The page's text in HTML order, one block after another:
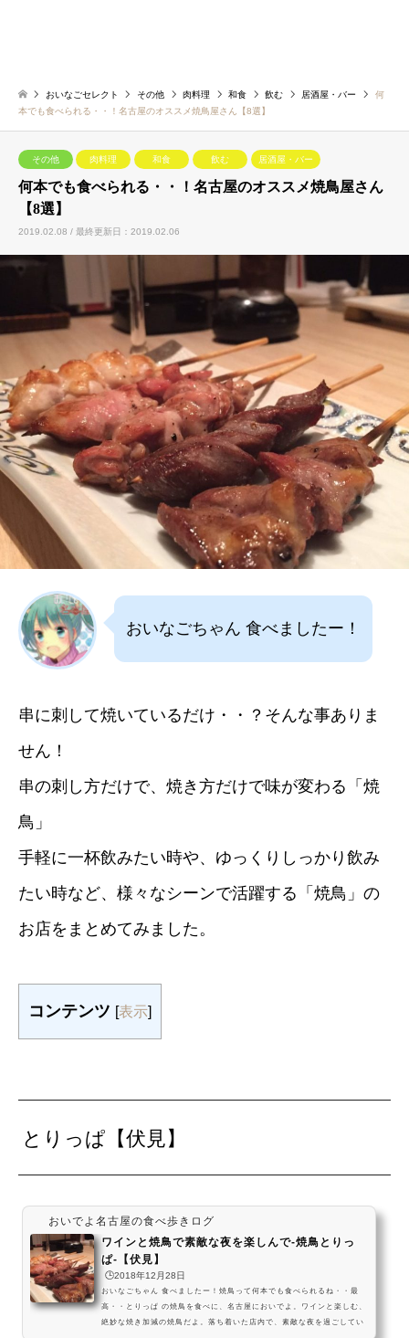
おいなごセレクト その他 肉料理 和食 飲む 居酒屋・バー
何
本でも食べられる・・！名古屋のオススメ焼鳥屋さん【8選】
その他 肉料理 和食 飲む 居酒屋・バー
何本でも食べられる・・！名古屋のオススメ焼鳥屋さん
【8選】
2019.02.08 / 最終更新日：2019.02.06
おいなごちゃん 食べましたー！
串に刺して焼いているだけ・・？そんな事ありま
せん！
串の刺し方だけで、焼き方だけで味が変わる「焼
鳥」
手軽に一杯飲みたい時や、ゆっくりしっかり飲み
たい時など、様々なシーンで活躍する「焼鳥」の
お店をまとめてみました。
コンテンツ [表示]
とりっぱ【伏見】
おいでよ名古屋の食べ歩きログ
ワインと焼鳥で素敵な夜を楽しんで-焼鳥とりっ
ぱ-【伏見】
🕒️2018年12月28日
おいなごちゃん 食べましたー！焼鳥って何本でも食べられるね・・最
高・・とりっぱ の焼鳥を食べに、名古屋においでよ。ワインと楽しむ、
絶妙な焼き加減の焼鳥だよ。落ち着いた店内で、素敵な夜を過ごしてい